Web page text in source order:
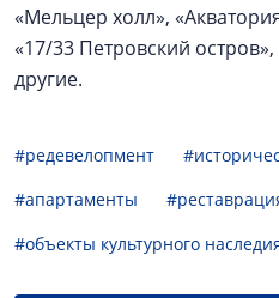
«Мельцер холл»,
«17/33 Петровский
другие.
#редевелопмент
#апартаменты
#объекты культурного